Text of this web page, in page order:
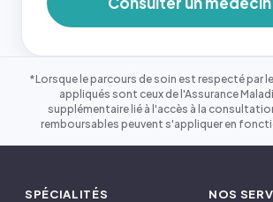
*Lorsque le parcours de soin est respecté par
appliqués sont ceux de l'Assurance
supplémentaire lié à l'accès à la
remboursables peuvent s'appliquer en
SPÉCIALITÉS NOS